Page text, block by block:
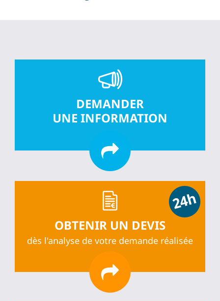
DEMANDER
UNE INFORMATION
OBTENIR UN DEVIS
dès l'analyse de votre demande réalisée